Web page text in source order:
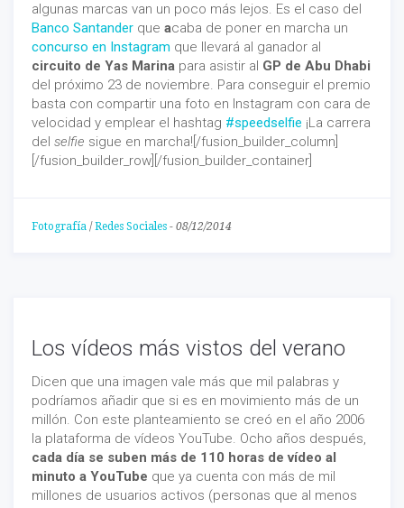
algunas marcas van un poco más lejos. Es el caso del
Banco Santander que acaba de poner en marcha un
concurso en Instagram que llevará al ganador al
circuito de Yas Marina para asistir al GP de Abu Dhabi
del próximo 23 de noviembre. Para conseguir el premio
basta con compartir una foto en Instagram con cara de
velocidad y emplear el hashtag #speedselfie ¡La carrera
del selfie sigue en marcha![/fusion_builder_column]
[/fusion_builder_row][/fusion_builder_container]
Fotografía / Redes Sociales - 08/12/2014
Los vídeos más vistos del verano
Dicen que una imagen vale más que mil palabras y
podríamos añadir que si es en movimiento más de un
millón. Con este planteamiento se creó en el año 2006
la plataforma de vídeos YouTube. Ocho años después,
cada día se suben más de 110 horas de vídeo al
minuto a YouTube que ya cuenta con más de mil
millones de usuarios activos (personas que al menos